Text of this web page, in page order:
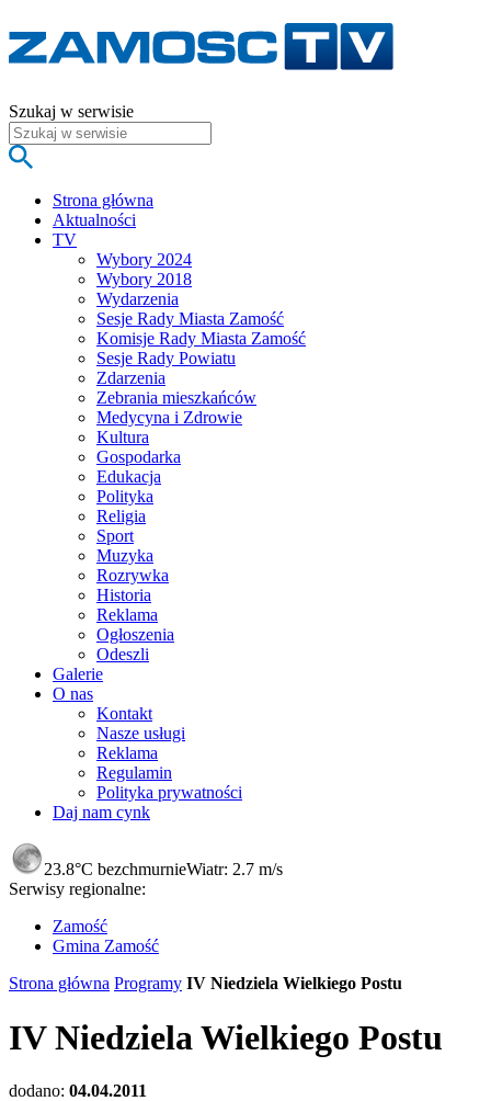
Szukaj w serwisie
Strona główna
Aktualności
TV
Wybory 2024
Wybory 2018
Wydarzenia
Sesje Rady Miasta Zamość
Komisje Rady Miasta Zamość
Sesje Rady Powiatu
Zdarzenia
Zebrania mieszkańców
Medycyna i Zdrowie
Kultura
Gospodarka
Edukacja
Polityka
Religia
Sport
Muzyka
Rozrywka
Historia
Reklama
Ogłoszenia
Odeszli
Galerie
O nas
Kontakt
Nasze usługi
Reklama
Regulamin
Polityka prywatności
Daj nam cynk
23.8°C bezchmurnieWiatr: 2.7 m/s
Serwisy regionalne:
Zamość
Gmina Zamość
Strona główna Programy IV Niedziela Wielkiego Postu
IV Niedziela Wielkiego Postu
dodano: 04.04.2011